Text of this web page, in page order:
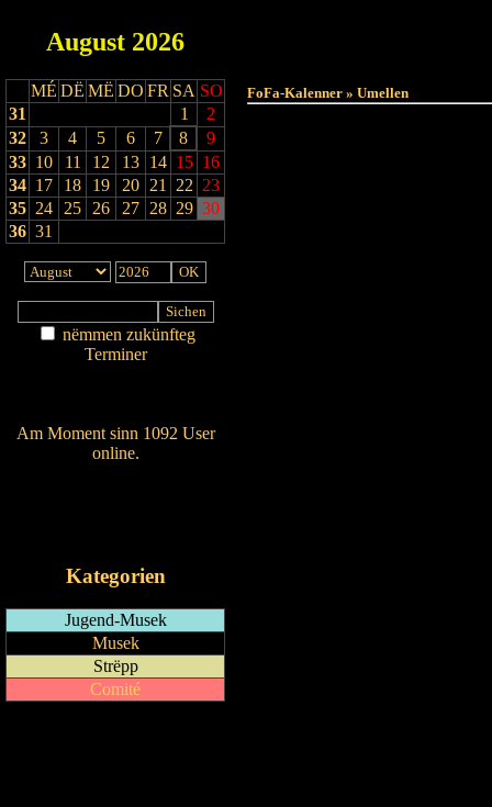
August 2026
MÉ DË MË DO FR SA SO
31
1
2
32
3 4 5 6 7 8
9
33 10 11 12 13 14 15 16
34 17 18 19 20 21 22 23
35 24 25 26 27 28 29 30
36 31
nëmmen zukünfteg
Terminer
Am Moment sinn 1092 User
online.
Kategorien
Jugend-Musek
Musek
Strëpp
Comité
FoFa-Kalenner » Umellen